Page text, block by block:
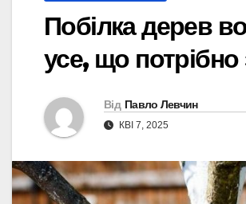
Побілка дерев
усе, що потрібно
Від Павло Левчин
КВІ 7, 2025